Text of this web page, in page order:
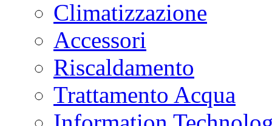
Climatizzazione
Accessori
Riscaldamento
Trattamento Acqua